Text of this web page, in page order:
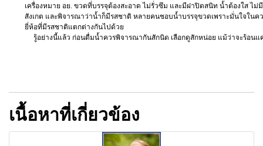
เครื่องหมาย อย. ขวดที่บรรจุต้องสะอาด ไม่รั่วซึม และมีฝาปิดสนิท น้ำต้องใส ไ
สังเกต และพิจารณาว่าน้ำก็มีรสชาติ หลายคนชอบน้ำบรรจุขวดเพราะมั่นใจใน
ยี่ห้อที่มีรสชาติแตกต่างกันไปด้วย
รู้อย่างนี้แล้ว ก่อนดื่มน้ำควรพิจารณากันสักนิด เลือกดูสักหน่อย แม้ว่าจะร้อนแ
เนื้อหาที่เกี่ยวข้อง